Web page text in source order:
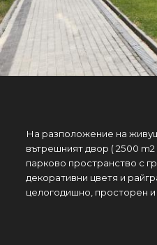
На разположение на
вътрешният двор ( 2500
парково пространство с
декоративни цветя и
целогодишно, просторен и